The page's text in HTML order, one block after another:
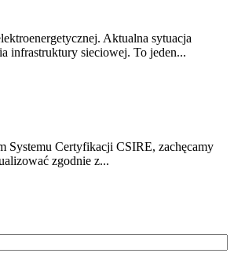
Aktualna sytuacja
infrastruktury sieciowej. To jeden...
Systemu Certyfikacji CSIRE, zachęcamy
zgodnie z...